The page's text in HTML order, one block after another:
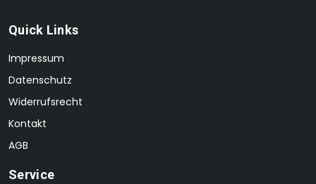
Quick Links
Impressum
Datenschutz
Widerrufsrecht
Kontakt
AGB
Service